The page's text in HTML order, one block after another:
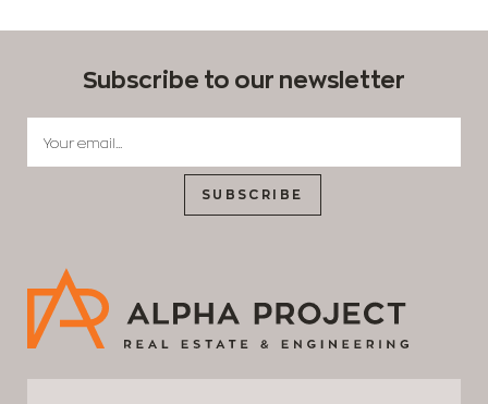
Subscribe to our newsletter
SUBSCRIBE